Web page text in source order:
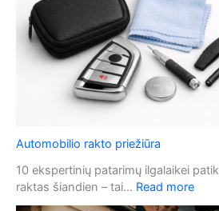
Automobilio rakto priežiūra
10 ekspertinių patarimų ilgalaikei
raktas šiandien – tai… Read more:
A